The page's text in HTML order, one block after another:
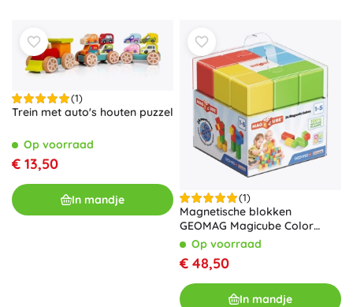
(1)
Trein met auto's houten puzzel
Op voorraad
€ 13,50
In mandje (1)
Magnetische blokken
GEOMAG Magicube Color
Recycled Crystal – 24
onderdelen
Op voorraad
€ 48,50
In mandje